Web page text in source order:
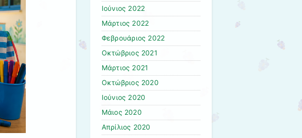
Ιούνιος 2022
Μάρτιος 2022
Φεβρουάριος 2022
Οκτώβριος 2021
Μάρτιος 2021
Οκτώβριος 2020
Ιούνιος 2020
Μάιος 2020
Απρίλιος 2020